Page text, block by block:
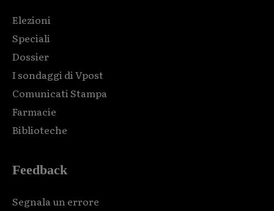
Elezioni
Speciali
Dossier
I sondaggi di Vpost
Comunicati Stampa
Farmacie
Biblioteche
Feedback
Segnala un errore